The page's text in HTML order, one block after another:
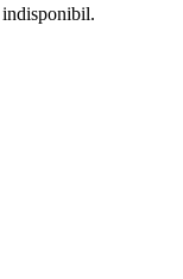
indisponibil.